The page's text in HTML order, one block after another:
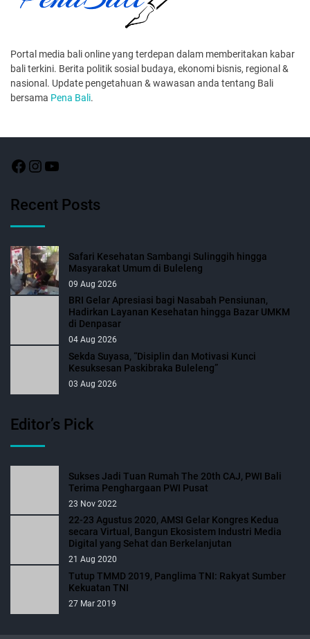
Portal media bali online yang terdepan dalam memberitakan kabar
bali terkini. Berita politik sosial budaya, ekonomi bisnis, regional &
nasional. Update pengetahuan & wawasan anda tentang Bali
bersama Pena Bali.
Recent Posts
Safari Kesehatan Sambangi Sulinggih hingga
Masyarakat Umum di Buleleng
09 Aug 2026
BRI Gelar Apresiasi bagi Nasabah Pensiunan,
Hadirkan Layanan Kesehatan hingga Bazar UMKM
di Denpasar
04 Aug 2026
Sekda Suyasa, “Disiplin dan Motivasi Kunci
Kesuksesan Paskibraka Buleleng”
03 Aug 2026
Editor’s Pick
Sukses Jadi Tuan Rumah The 20th CAJ, PWI Bali
Terima Penghargaan PWI Pusat
23 Nov 2022
22-23 Agustus 2020, AMSI Gelar Kongres Kedua
secara Virtual, Bangun Ekosistem Industri Media
Digital yang Sehat dan Berkelanjutan
21 Aug 2020
Tutup TMMD 2019, Panglima TNI: Rakyat Sumber
Kekuatan TNI
27 Mar 2019